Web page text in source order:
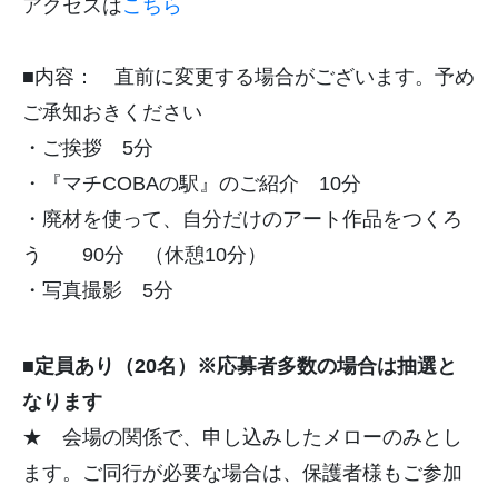
アクセスはこちら
■内容： 直前に変更する場合がございます。 予め
ご承知おきください
・ご挨拶 5分
・『マチCOBAの駅』のご紹介 10分
・廃材を使って、自分だけのアート作品をつくろ
う 90分 （休憩10分）
・写真撮影 5分
■定員あり（20名）※応募者多数の場合は抽選と
なります
★ 会場の関係で、申し込みしたメローのみとし
ます。ご同行が必要な場合は、保護者様もご参加